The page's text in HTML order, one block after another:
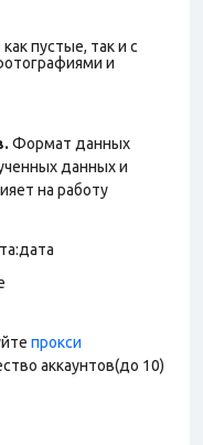
пустые, так и с
и
Формат данных
данных и
на работу
прокси
аккаунтов(до 10)